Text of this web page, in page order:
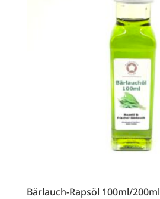
Bärlauch-Rapsöl 100ml/200ml